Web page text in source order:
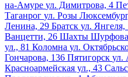
на-Амуре ул. Димитрова, 4
Таганрог ул. Розы
Ленина, 29 Братск ул. Янгеля,
Ванцетти, 26 Шахты
ул., 81 Коломна ул.
Гончарова, 136 Пятигорск ул.
Красноармейская ул., 43